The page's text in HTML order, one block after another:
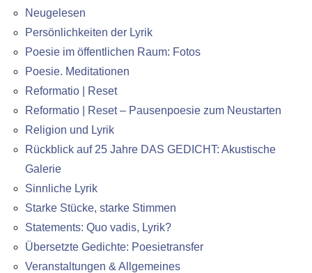
Neugelesen
Persönlichkeiten der Lyrik
Poesie im öffentlichen Raum: Fotos
Poesie. Meditationen
Reformatio | Reset
Reformatio | Reset – Pausenpoesie zum Neustarten
Religion und Lyrik
Rückblick auf 25 Jahre DAS GEDICHT: Akustische
Galerie
Sinnliche Lyrik
Starke Stücke, starke Stimmen
Statements: Quo vadis, Lyrik?
Übersetzte Gedichte: Poesietransfer
Veranstaltungen & Allgemeines